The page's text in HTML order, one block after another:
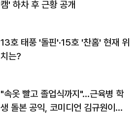
캠' 하차 후 근황 공개
13호 태풍 '돌핀'·15호 '찬홈' 현재 위
치는?
"속옷 빨고 졸업식까지"…근육병 학
생 돌본 공익, 코미디언 김규원이었